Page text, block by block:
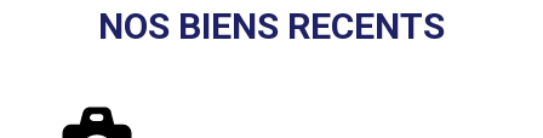
NOS BIENS RECENTS​